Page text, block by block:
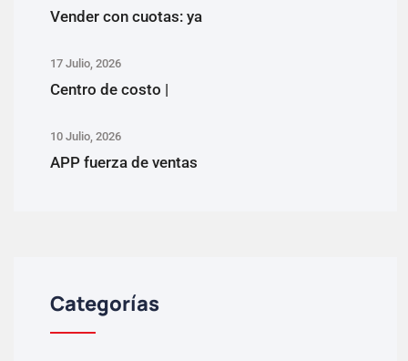
Vender con cuotas: ya
17 Julio, 2026
Centro de costo |
10 Julio, 2026
APP fuerza de ventas
Categorías